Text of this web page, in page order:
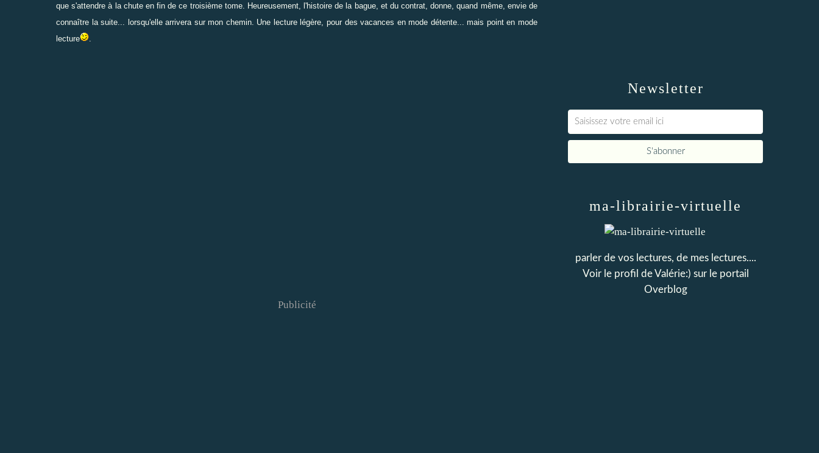
que s'attendre à la chute en fin de ce troisième tome. Heureusement, l'histoire de la bague, et du contrat, donne, quand même, envie de
connaître la suite... lorsqu'elle arrivera sur mon chemin. Une lecture légère, pour des vacances en mode détente... mais point en mode
lecture
Publicité
Newsletter
ma-librairie-virtuelle
parler de vos lectures, de mes lectures....
Voir le profil deValérie:) sur le portail
Overblog